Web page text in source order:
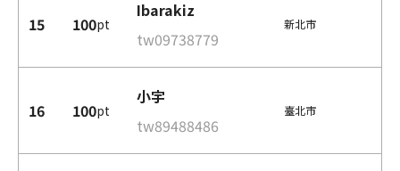
15 100pt
Ibarakiz
tw09738779
新北市
16 100pt
小宇
tw89488486
臺北市